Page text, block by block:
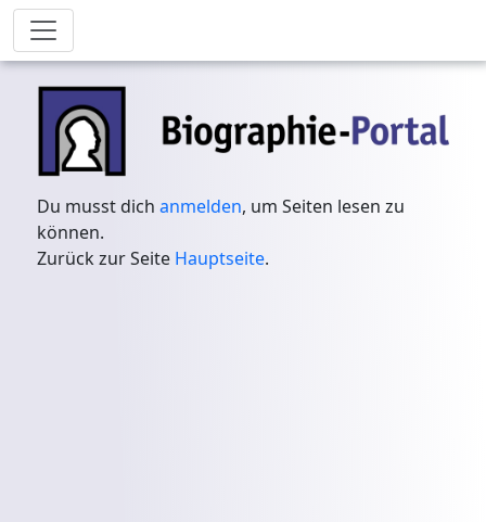
Du musst dichanmelden, um Seiten lesen zu
können.
Zurück zur Seite Hauptseite.